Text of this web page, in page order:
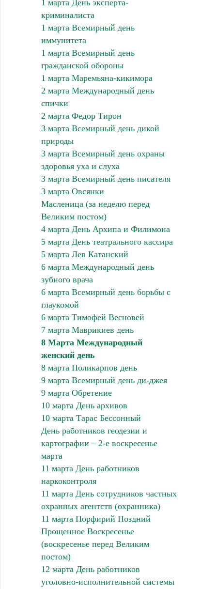
1 марта День эксперта-
криминалиста
1 марта Всемирный день
иммунитета
1 марта Всемирный день
гражданской обороны
1 марта Маремьяна-кикимора
2 марта Международный день
спички
2 марта Федор Тирон
3 марта Всемирный день дикой
природы
3 марта Всемирный день охраны
здоровья уха и слуха
3 марта Всемирный день писателя
3 марта Овсянки
Масленица (за неделю перед
Великим постом)
4 марта День Архипа и Филимона
5 марта День театрального кассира
5 марта Лев Катанский
6 марта Международный день
зубного врача
6 марта Всемирный день борьбы с
глаукомой
6 марта Тимофей Весновей
7 марта Маврикиев день
8 Марта Международный
женский день
8 марта Поликарпов день
9 марта Всемирный день ди-джея
9 марта Обретение
10 марта День архивов
10 марта Тарас Бессонный
День работников геодезии и
картографии – 2-е воскресенье
марта
11 марта День работников
наркоконтроля
11 марта День сотрудников частных
охранных агентств (охранника)
11 марта Порфирий Поздний
Прощенное Воскресенье
(воскресенье перед Великим
постом)
12 марта День работников
уголовно-исполнительной системы